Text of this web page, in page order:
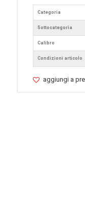
Categoria
Sottocategoria
Calibro
Condizioni articolo
aggiungi a